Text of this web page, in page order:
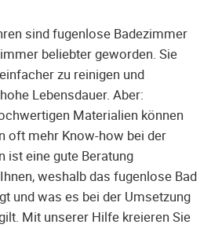
sind fugenlose Badezimmer
beliebter geworden. Sie
zu reinigen und
Lebensdauer. Aber:
Materialien können
oft mehr Know-how bei der
ist eine gute Beratung
weshalb das fugenlose Bad
und was es bei der Umsetzung
Mit unserer Hilfe kreieren Sie